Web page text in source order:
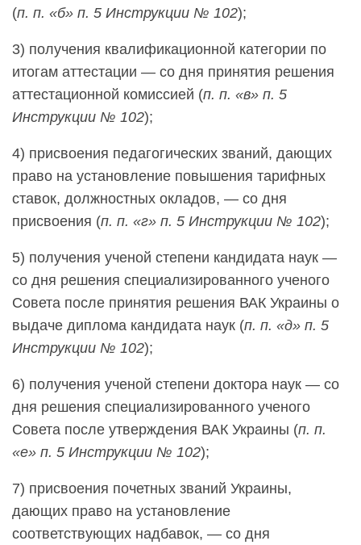
(п. п. «б» п. 5 Инструкции № 102);
3) получения квалификационной категории по
итогам аттестации — со дня принятия решения
аттестационной комиссией (п. п. «в» п. 5
Инструкции № 102);
4) присвоения педагогических званий, дающих
право на установление повышения тарифных
ставок, должностных окладов, — со дня
присвоения (п. п. «г» п. 5 Инструкции № 102);
5) получения ученой степени кандидата наук —
со дня решения специализированного ученого
Совета после принятия решения ВАК Украины о
выдаче диплома кандидата наук (п. п. «д» п. 5
Инструкции № 102);
6) получения ученой степени доктора наук — со
дня решения специализированного ученого
Совета после утверждения ВАК Украины (п. п.
«е» п. 5 Инструкции № 102);
7) присвоения почетных званий Украины,
дающих право на установление
соответствующих надбавок, — со дня